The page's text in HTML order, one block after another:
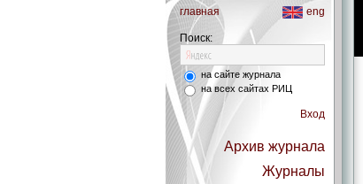
главная eng
Поиск:
на сайте журнала
на всех сайтах РИЦ
Вход
Архив журнала
Журналы